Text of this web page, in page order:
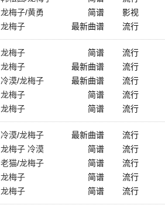
龙梅子/黄勇 简谱 影视
龙梅子 最新曲谱 流行
龙梅子 简谱 流行
龙梅子 最新曲谱 流行
冷漠/龙梅子 最新曲谱 流行
龙梅子 简谱 流行
龙梅子 简谱 流行
冷漠/龙梅子 最新曲谱 流行
龙梅子 冷漠 简谱 流行
老猫/龙梅子 简谱 流行
龙梅子 简谱 流行
龙梅子 简谱 流行